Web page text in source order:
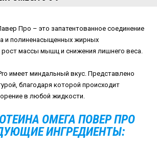
Про – это запатентованное соединение
и полиненасыщенных жирных
массы мышц и снижения лишнего веса.
имеет миндальный вкус. Представлено
благодаря которой происходит
в любой жидкости.
ОМЕГА ПОВЕР ПРО
ИНГРЕДИЕНТЫ: